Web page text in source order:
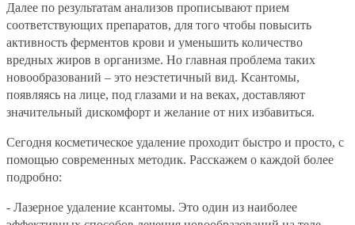
Далее по результатам анализов прописывают прием
соответствующих препаратов, для того чтобы повысить
активность ферментов крови и уменьшить количество
вредных жиров в организме. Но главная проблема таких
новообразований – это неэстетичный вид. Ксантомы,
появляясь на лице, под глазами и на веках, доставляют
значительный дискомфорт и желание от них избавиться.
Сегодня косметическое удаление проходит быстро и просто, с
помощью современных методик. Расскажем о каждой более
подробно:
- Лазерное удаление ксантомы. Это один из наиболее